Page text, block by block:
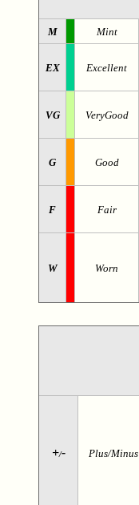
M Mint
EX Excellent
VG VeryGood
G Good
F Fair
W Worn
+/- Plus/Minus